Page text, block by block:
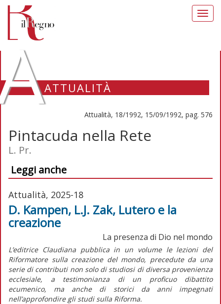
ATTUALITÀ
Attualità, 18/1992, 15/09/1992, pag. 576
Pintacuda nella Rete
L. Pr.
Leggi anche
Attualità, 2025-18
D. Kampen, L.J. Zak, Lutero e la
creazione
La presenza di Dio nel mondo
L’editrice Claudiana pubblica in un volume le lezioni del
Riformatore sulla creazione del mondo, precedute da una
serie di contributi non solo di studiosi di diversa provenienza
ecclesiale, a testimonianza di un proficuo dibattito
ecumenico, ma anche di storici da anni impegnati
nell’approfondire gli studi sulla Riforma.